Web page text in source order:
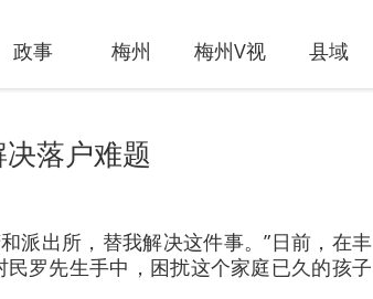
政事 梅州 梅州V视 县域
决落户难题
派出所，替我解决这件事。”日前，在丰
罗先生手中，困扰这个家庭已久的孩子